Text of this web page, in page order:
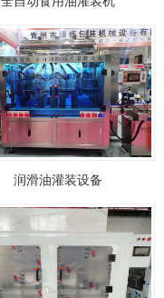
润滑油灌装设备